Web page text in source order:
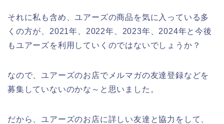
それに私も含め、ユアーズの商品を気に入っている多
くの方が、2021年、2022年、2023年、2024年と今後
もユアーズを利用していくのではないでしょうか？
なので、ユアーズのお店でメルマガの友達登録などを
募集していないのかな～と思いました。
だから、ユアーズのお店に詳しい友達と協力をして、